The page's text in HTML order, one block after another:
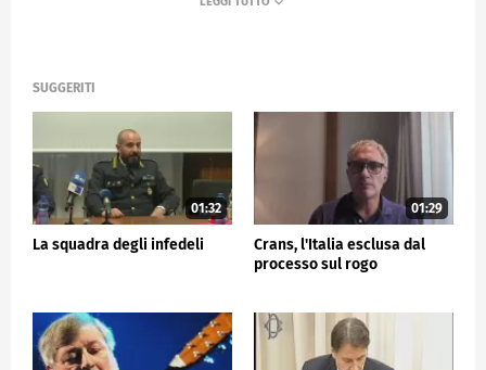
SUGGERITI
01:32
La squadra degli infedeli
01:29
Crans, l'Italia esclusa dal
processo sul rogo